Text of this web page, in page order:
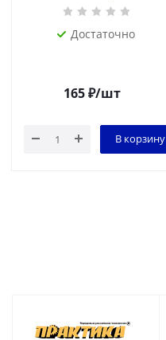
Достаточно
165₽/шт
В корзину